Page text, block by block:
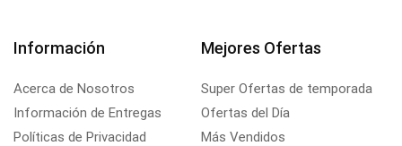
Información
Acerca de Nosotros
Información de Entregas
Políticas de Privacidad
Mejores Ofertas
Super Ofertas de temporada
Ofertas del Día
Más Vendidos